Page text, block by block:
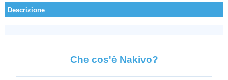
Descrizione
Che cos'è Nakivo?